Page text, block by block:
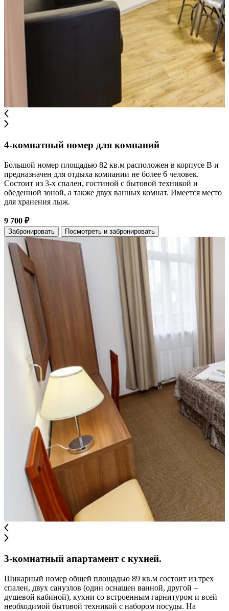
4-комнатный номер для компаний
Большой номер площадью 82 кв.м расположен в корпусе B и
предназначен для отдыха компании не более 6 человек.
Состоит из 3-х спален, гостиной с бытовой техникой и
обеденной зоной, а также двух ванных комнат. Имеется место
для хранения лыж.
9 700 ₽
Забронировать Посмотреть и забронировать
3-комнатный апартамент с кухней.
Шикарный номер общей площадью 89 кв.м состоит из трех
спален, двух санузлов (один оснащен ванной, другой –
душевой кабиной), кухни со встроенным гарнитуром и всей
необходимой бытовой техникой с набором посуды. На